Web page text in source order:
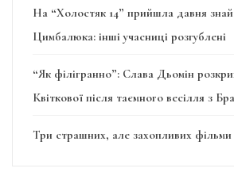
На “Холостяк 14” прийшла давня
Цимбалюка: інші учасниці розгублені
“Як філігранно”: Слава Дьомін
Квіткової після таємного весілля з
Три страшних, але захопливих фільми